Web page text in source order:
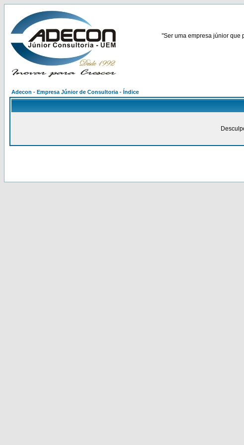
"Ser uma empresa júnior que
Adecon - Empresa Júnior de Consultoria - Índice